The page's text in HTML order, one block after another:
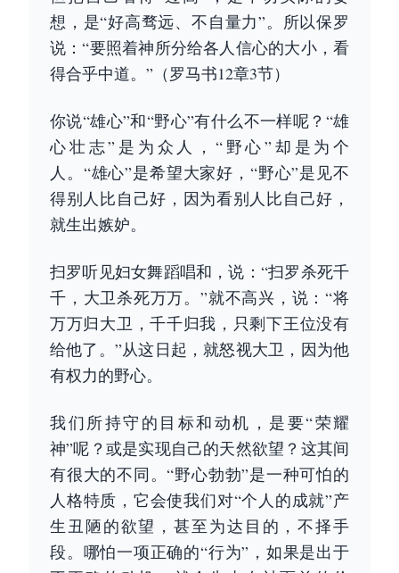
想，是“好高骛远、不自量力”。所以保罗
说：“要照着神所分给各人信心的大小，看
得合乎中道。”（罗马书12章3节）
你说“雄心”和“野心”有什么不一样呢？“雄
心壮志”是为众人，“野心”却是为个
人。“雄心”是希望大家好，“野心”是见不
得别人比自己好，因为看别人比自己好，
就生出嫉妒。
扫罗听见妇女舞蹈唱和，说：“扫罗杀死千
千，大卫杀死万万。”就不高兴，说：“将
万万归大卫，千千归我，只剩下王位没有
给他了。”从这日起，就怒视大卫，因为他
有权力的野心。
我们所持守的目标和动机，是要“荣耀
神”呢？或是实现自己的天然欲望？这其间
有很大的不同。“野心勃勃”是一种可怕的
人格特质，它会使我们对“个人的成就”产
生丑陋的欲望，甚至为达目的，不择手
段。哪怕一项正确的“行为”，如果是出于